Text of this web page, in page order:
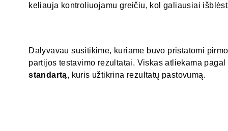
keliauja kontroliuojamu greičiu, kol galiausiai
Dalyvavau susitikime, kuriame buvo pristatomi
partijos testavimo rezultatai. Viskas atliekama pagal
standartą, kuris užtikrina rezultatų pastovumą.